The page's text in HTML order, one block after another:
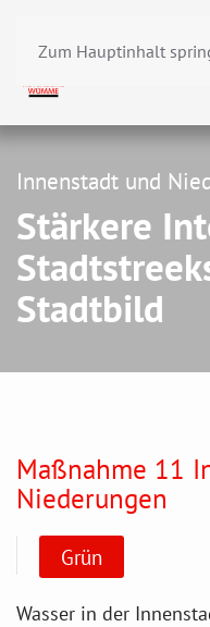
Zum Hauptinhalt
Innenstadt und
Stärkere
Stadtbild
Maßnahme 11
Niederungen
Grün
Wasser in der